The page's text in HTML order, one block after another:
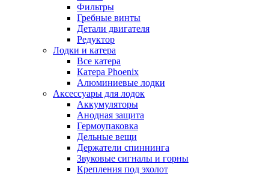
Фильтры
Гребные винты
Детали двигателя
Редуктор
Лодки и катера
Все катера
Катера Phoenix
Алюминиевые лодки
Аксессуары для лодок
Аккумуляторы
Анодная защита
Гермоупаковка
Дельные вещи
Держатели спиннинга
Звуковые сигналы и горны
Крепления под эхолот